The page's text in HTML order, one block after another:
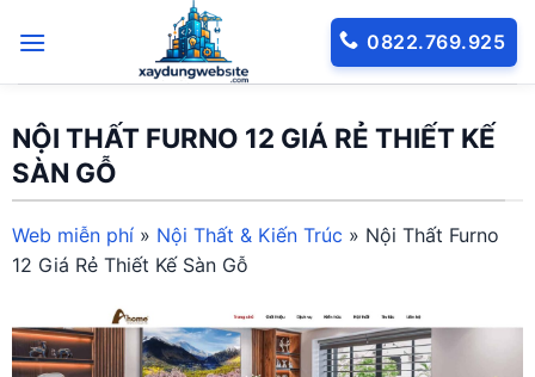
qua
0822.769.925
NỘI THẤT FURNO 12 GIÁ RẺ THIẾT KẾ
SÀN GỖ
Web miễn phí » Nội Thất & Kiến Trúc » Nội Thất Furno
12 Giá Rẻ Thiết Kế Sàn Gỗ